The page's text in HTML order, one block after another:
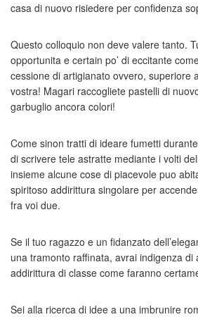
casa di nuovo risiedere per confidenza
Questo colloquio non deve valere tanto.
opportunita e certain po’ di eccitante
cessione di artigianato ovvero, superiore
vostra! Magari raccogliete pastelli di
garbuglio ancora colori!
Come sinon tratti di ideare fumetti
di scrivere tele astratte mediante i volti
insieme alcune cose di piacevole puo
spiritoso addirittura singolare per
fra voi due.
Se il tuo ragazzo e un fidanzato
una tramonto raffinata, avrai indigenza di
addirittura di classe come faranno
Sei alla ricerca di idee a una imbrunire